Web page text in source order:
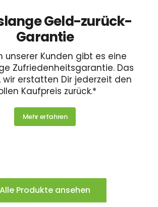
Geld-zurück-
Garantie
unserer Kunden gibt es eine
Zufriedenheitsgarantie. Das
erstatten Dir jederzeit den
Kaufpreis zurück.*
Mehr erfahren
Alle Produkte ansehen